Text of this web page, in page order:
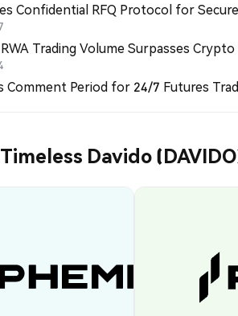
Confidential RFQ Protocol for
Trading Volume Surpasses
Comment Period for 24/7 Futures
Davido